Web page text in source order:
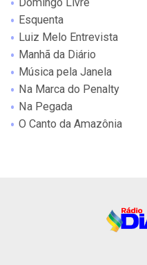
Esquenta
Luiz Melo Entrevista
Manhã da Diário
Música pela Janela
Na Marca do Penalty
Na Pegada
O Canto da Amazônia